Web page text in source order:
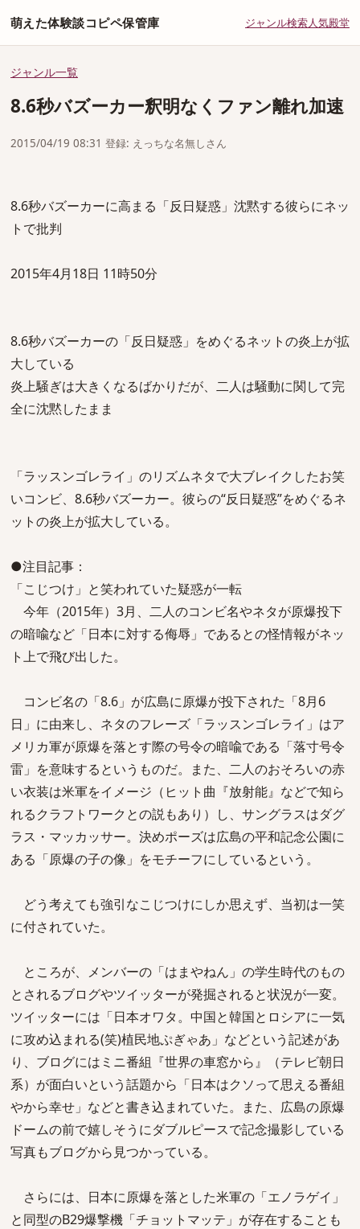
萌えた体験談コピペ保管庫 ジャンル検索人気殿堂
ジャンル一覧
8.6秒バズーカー釈明なくファン離れ加速
2015/04/19 08:31 登録: えっちな名無しさん
8.6秒バズーカーに高まる「反日疑惑」沈黙する彼らにネッ
トで批判
2015年4月18日 11時50分
8.6秒バズーカーの「反日疑惑」をめぐるネットの炎上が拡
大している
炎上騒ぎは大きくなるばかりだが、二人は騒動に関して完
全に沈黙したまま
「ラッスンゴレライ」のリズムネタで大ブレイクしたお笑
いコンビ、8.6秒バズーカー。彼らの“反日疑惑”をめぐるネ
ットの炎上が拡大している。
●注目記事：
「こじつけ」と笑われていた疑惑が一転
今年（2015年）3月、二人のコンビ名やネタが原爆投下
の暗喩など「日本に対する侮辱」であるとの怪情報がネッ
ト上で飛び出した。
コンビ名の「8.6」が広島に原爆が投下された「8月6
日」に由来し、ネタのフレーズ「ラッスンゴレライ」はア
メリカ軍が原爆を落とす際の号令の暗喩である「落寸号令
雷」を意味するというものだ。また、二人のおそろいの赤
い衣装は米軍をイメージ（ヒット曲『放射能』などで知ら
れるクラフトワークとの説もあり）し、サングラスはダグ
ラス・マッカッサー。決めポーズは広島の平和記念公園に
ある「原爆の子の像」をモチーフにしているという。
どう考えても強引なこじつけにしか思えず、当初は一笑
に付されていた。
ところが、メンバーの「はまやねん」の学生時代のもの
とされるブログやツイッターが発掘されると状況が一変。
ツイッターには「日本オワタ。中国と韓国とロシアに一気
に攻め込まれる(笑)植民地ぷぎゃあ」などという記述があ
り、ブログにはミニ番組『世界の車窓から』（テレビ朝日
系）が面白いという話題から「日本はクソって思える番組
やから幸せ」などと書き込まれていた。また、広島の原爆
ドームの前で嬉しそうにダブルピースで記念撮影している
写真もブログから見つかっている。
さらには、日本に原爆を落とした米軍の「エノラゲイ」
と同型のB29爆撃機「チョットマッテ」が存在することも